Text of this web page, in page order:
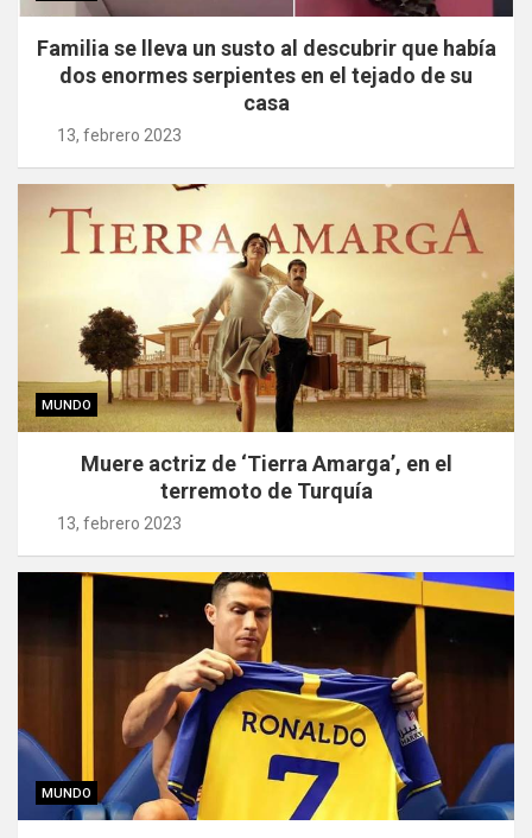
Familia se lleva un susto al descubrir que había
dos enormes serpientes en el tejado de su
casa
13, febrero 2023
MUNDO
Muere actriz de ‘Tierra Amarga’, en el
terremoto de Turquía
13, febrero 2023
MUNDO